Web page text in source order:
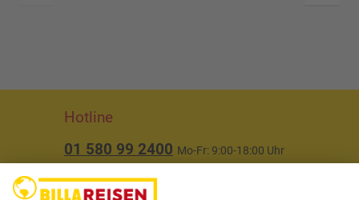
Hotline
01 580 99 2400 Mo-Fr: 9:00-18:00 Uhr